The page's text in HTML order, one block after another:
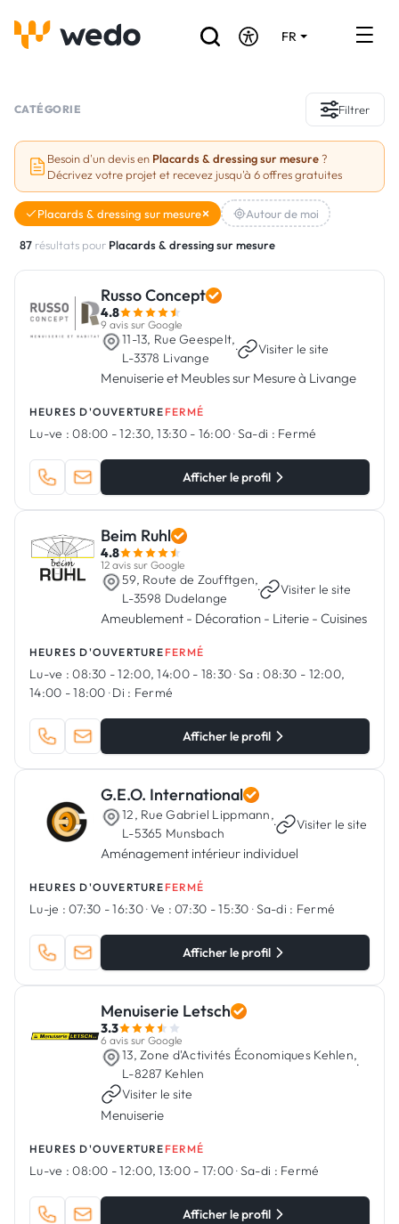
FR
Réalisations
Aides et subventions
Vous êtes un Artisan ?
CATÉGORIE Filtrer
Besoin d'un devis en Placards & dressing sur mesure ?
Décrivez votre projet et recevez jusqu'à 6 offres gratuites
Placards & dressing sur mesure Autour de moi
87 résultats pour Placards & dressing sur mesure
Russo Concept
4.8
9 avis sur Google
11-13, Rue Geespelt,
L-3378 Livange
· Visiter le site
Menuiserie et Meubles sur Mesure à Livange
HEURES D'OUVERTURE FERMÉ
Lu-ve : 08:00 - 12:30, 13:30 - 16:00·Sa-di : Fermé
Afficher le profil
Beim Ruhl
4.8
12 avis sur Google
59, Route de Zoufftgen,
L-3598 Dudelange
· Visiter le site
Ameublement - Décoration - Literie - Cuisines
HEURES D'OUVERTURE FERMÉ
Lu-ve : 08:30 - 12:00, 14:00 - 18:30·Sa : 08:30 - 12:00,
14:00 - 18:00 ·Di : Fermé
Afficher le profil
G.E.O. International
12, Rue Gabriel Lippmann,
L-5365 Munsbach
· Visiter le site
Aménagement intérieur individuel
HEURES D'OUVERTURE FERMÉ
Lu-je : 07:30 - 16:30·Ve : 07:30 - 15:30·Sa-di : Fermé
Afficher le profil
Menuiserie Letsch
3.3
6 avis sur Google
13, Zone d'Activités Économiques Kehlen,
L-8287 Kehlen
·
Visiter le site
Menuiserie
HEURES D'OUVERTURE FERMÉ
Lu-ve : 08:00 - 12:00, 13:00 - 17:00·Sa-di : Fermé
Afficher le profil